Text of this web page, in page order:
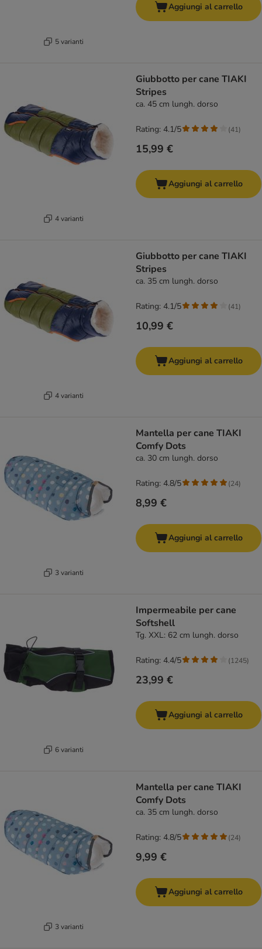
5 varianti
Aggiungi al carrello
4 varianti
Giubbotto per cane TIAKI
Stripes
ca. 45 cm lungh. dorso
15,99 €
Rating: 4.1/5 (41)
Aggiungi al carrello
4 varianti
Giubbotto per cane TIAKI
Stripes
ca. 35 cm lungh. dorso
10,99 €
Rating: 4.1/5 (41)
Aggiungi al carrello
3 varianti
Mantella per cane TIAKI
Comfy Dots
ca. 30 cm lungh. dorso
8,99 €
Rating: 4.8/5 (24)
Aggiungi al carrello
6 varianti
Impermeabile per cane
Softshell
Tg. XXL: 62 cm lungh. dorso
23,99 €
Rating: 4.4/5 (1245)
Aggiungi al carrello
3 varianti
Mantella per cane TIAKI
Comfy Dots
ca. 35 cm lungh. dorso
9,99 €
Rating: 4.8/5 (24)
Aggiungi al carrello